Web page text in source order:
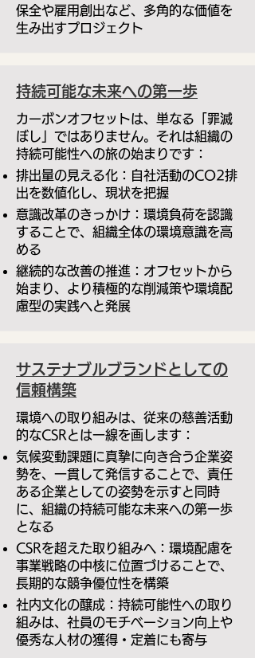
保全や雇用創出など、多角的な価値を
生み出すプロジェクト
持続可能な未来への第一歩
カーボンオフセットは、単なる「罪滅
ぼし」ではありません。それは組織の
持続可能性への旅の始まりです：
排出量の見える化：自社活動のCO2排
出を数値化し、現状を把握
意識改革のきっかけ：環境負荷を認識
することで、組織全体の環境意識を高
める
継続的な改善の推進：オフセットから
始まり、より積極的な削減策や環境配
慮型の実践へと発展
サステナブルブランドとしての
信頼構築
環境への取り組みは、従来の慈善活動
的なCSRとは一線を画します：
気候変動課題に真摯に向き合う企業姿
勢を、一貫して発信することで、責任
ある企業としての姿勢を示すと同時
に、組織の持続可能な未来への第一歩
となる
CSRを超えた取り組みへ：環境配慮を
事業戦略の中核に位置づけることで、
長期的な競争優位性を構築
社内文化の醸成：持続可能性への取り
組みは、社員のモチベーション向上や
優秀な人材の獲得・定着にも寄与